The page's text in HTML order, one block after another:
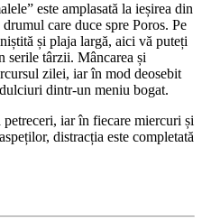
este amplasată la ieșirea din
care duce spre Poros. Pe
și plaja largă, aici vă puteți
serile târzii. Mâncarea și
zilei, iar în mod deosebit
dintr-un meniu bogat.
iar în fiecare miercuri și
distracția este completată